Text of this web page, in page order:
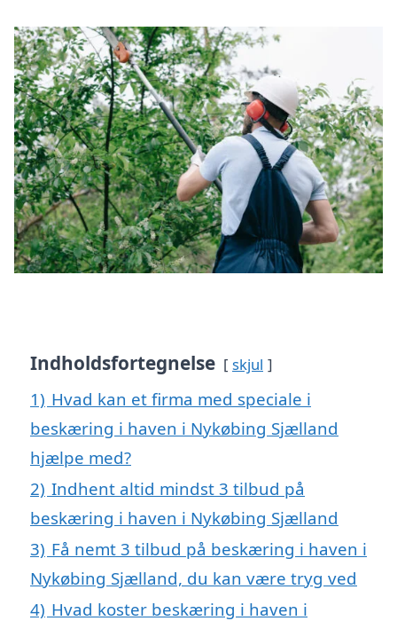
Indholdsfortegnelse skjul
1) Hvad kan et firma med speciale i
beskæring i haven i Nykøbing Sjælland
hjælpe med?
2) Indhent altid mindst 3 tilbud på
beskæring i haven i Nykøbing Sjælland
3) Få nemt 3 tilbud på beskæring i haven i
Nykøbing Sjælland, du kan være tryg ved
4) Hvad koster beskæring i haven i